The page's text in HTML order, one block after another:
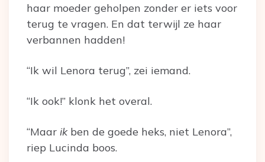
haar moeder geholpen zonder er iets voor
terug te vragen. En dat terwijl ze haar
verbannen hadden!
“Ik wil Lenora terug”, zei iemand.
“Ik ook!” klonk het overal.
“Maar ik ben de goede heks, niet Lenora”,
riep Lucinda boos.